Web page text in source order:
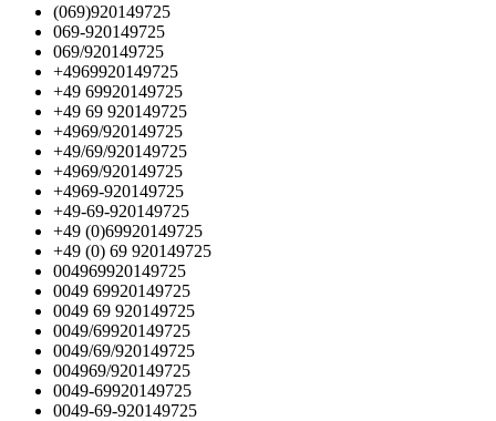
(069)920149725
069-920149725
069/920149725
+4969920149725
+49 69920149725
+49 69 920149725
+4969/920149725
+49/69/920149725
+4969/920149725
+4969-920149725
+49-69-920149725
+49 (0)69920149725
+49 (0) 69 920149725
004969920149725
0049 69920149725
0049 69 920149725
0049/69920149725
0049/69/920149725
004969/920149725
0049-69920149725
0049-69-920149725